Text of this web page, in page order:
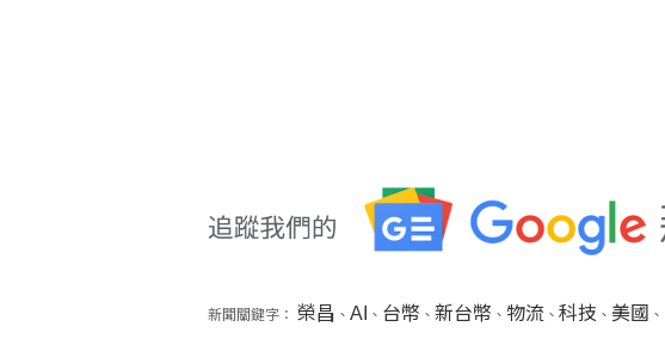
新聞關鍵字： 榮昌 、 AI 、 台幣 、 新台幣 、 物流 、 科技 、 美國 、